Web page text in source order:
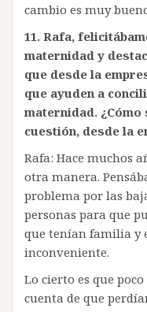
cambio es muy
11. Rafa,
maternidad y
que desde la
que ayuden a
maternidad. ¿Cómo
cuestión, desde la
Rafa: Hace muchos
otra manera.
problema por las
personas para que
que tenían familia y
inconveniente.
Lo cierto es que
cuenta de que